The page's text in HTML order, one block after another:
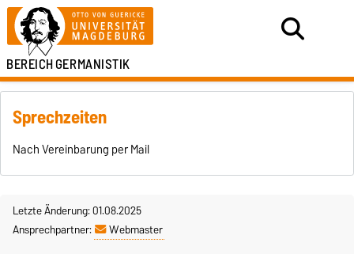
BEREICHGERMANISTIK
Sprechzeiten
Nach Vereinbarung per Mail
Letzte Änderung: 01.08.2025
Ansprechpartner:
Webmaster